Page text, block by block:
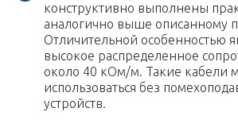
конструктивно выполнены
аналогично выше описанному
Отличительной особенностью
высокое распределенное
около 40 кОм/м. Такие кабели
использоваться без
устройств.